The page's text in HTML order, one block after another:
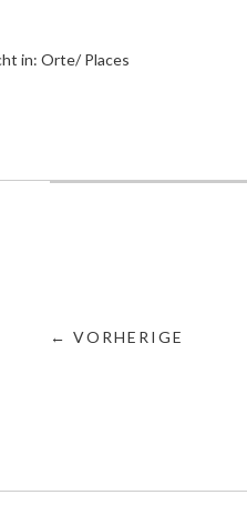
in: Orte/ Places
← VORHERIGE